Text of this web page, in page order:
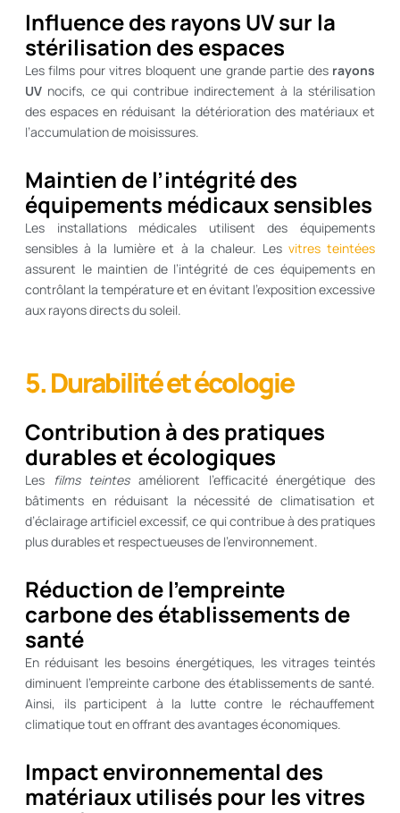
Influence des rayons UV sur la
stérilisation des espaces
Les films pour vitres bloquent une grande partie des rayons
UV nocifs, ce qui contribue indirectement à la stérilisation
des espaces en réduisant la détérioration des matériaux et
l’accumulation de moisissures.
Maintien de l’intégrité des
équipements médicaux sensibles
Les installations médicales utilisent des équipements
sensibles à la lumière et à la chaleur. Les vitres teintées
assurent le maintien de l’intégrité de ces équipements en
contrôlant la température et en évitant l’exposition excessive
aux rayons directs du soleil.
5. Durabilité et écologie
Contribution à des pratiques
durables et écologiques
Les films teintesaméliorent l’efficacité énergétique des
bâtiments en réduisant la nécessité de climatisation et
d’éclairage artificiel excessif, ce qui contribue à des pratiques
plus durables et respectueuses de l’environnement.
Réduction de l’empreinte
carbone des établissements de
santé
En réduisant les besoins énergétiques, les vitrages teintés
diminuent l’empreinte carbone des établissements de santé.
Ainsi, ils participent à la lutte contre le réchauffement
climatique tout en offrant des avantages économiques.
Impact environnemental des
matériaux utilisés pour les vitres